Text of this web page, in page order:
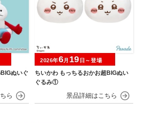
ぬいぐ
ちいかわ もっちるおかお超BIGぬい
ぐるみ①
2026年6月 19 日～登場